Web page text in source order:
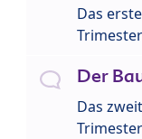
Das
Trimester
Der
Das
Trimester